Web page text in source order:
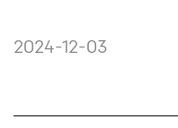
2024-12-03